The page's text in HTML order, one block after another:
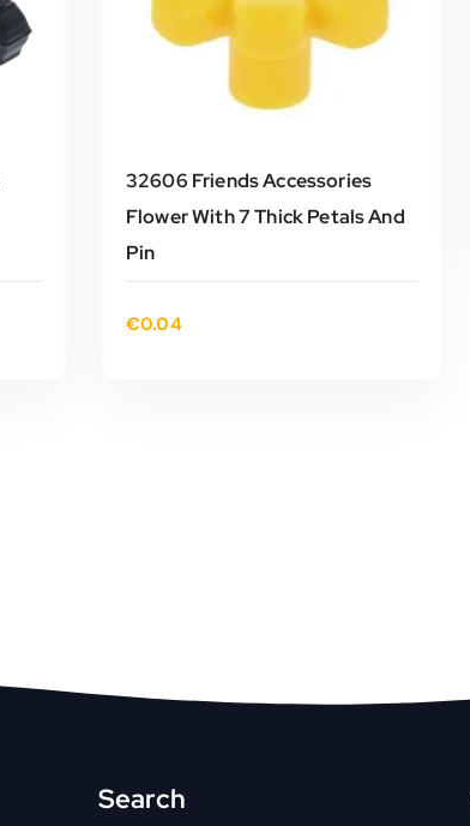
32606 Friends Accessories
Flower With 7 Thick Petals And
Pin
€0.04
Search